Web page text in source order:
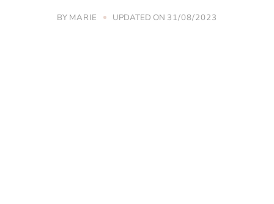
BY MARIE UPDATED ON 31/08/2023